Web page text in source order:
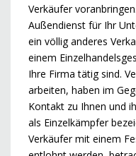
Verkäufer
Außendienst für Ihr
ein völlig anderes
einem
Ihre Firma tätig sind.
arbeiten, haben im
Kontakt zu Ihnen und
als Einzelkämpfer
Verkäufer mit einem